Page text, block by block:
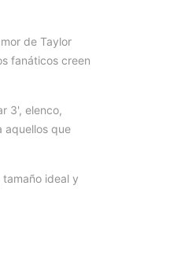
de Taylor
fanáticos creen
3', elenco,
aquellos que
tamaño ideal y